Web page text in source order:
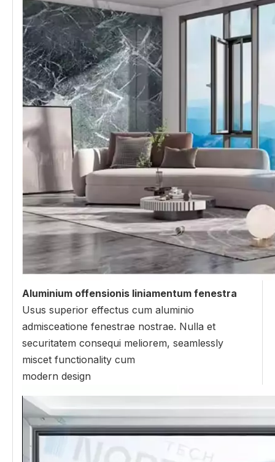
Aluminium offensionis liniamentum fenestra
Usus superior effectus cum aluminio
admisceatione fenestrae nostrae. Nulla et
securitatem consequi meliorem, seamlessly
miscet functionality cum
modern design